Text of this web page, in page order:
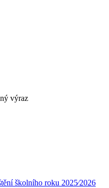
výraz
školního roku 2025⁄2026